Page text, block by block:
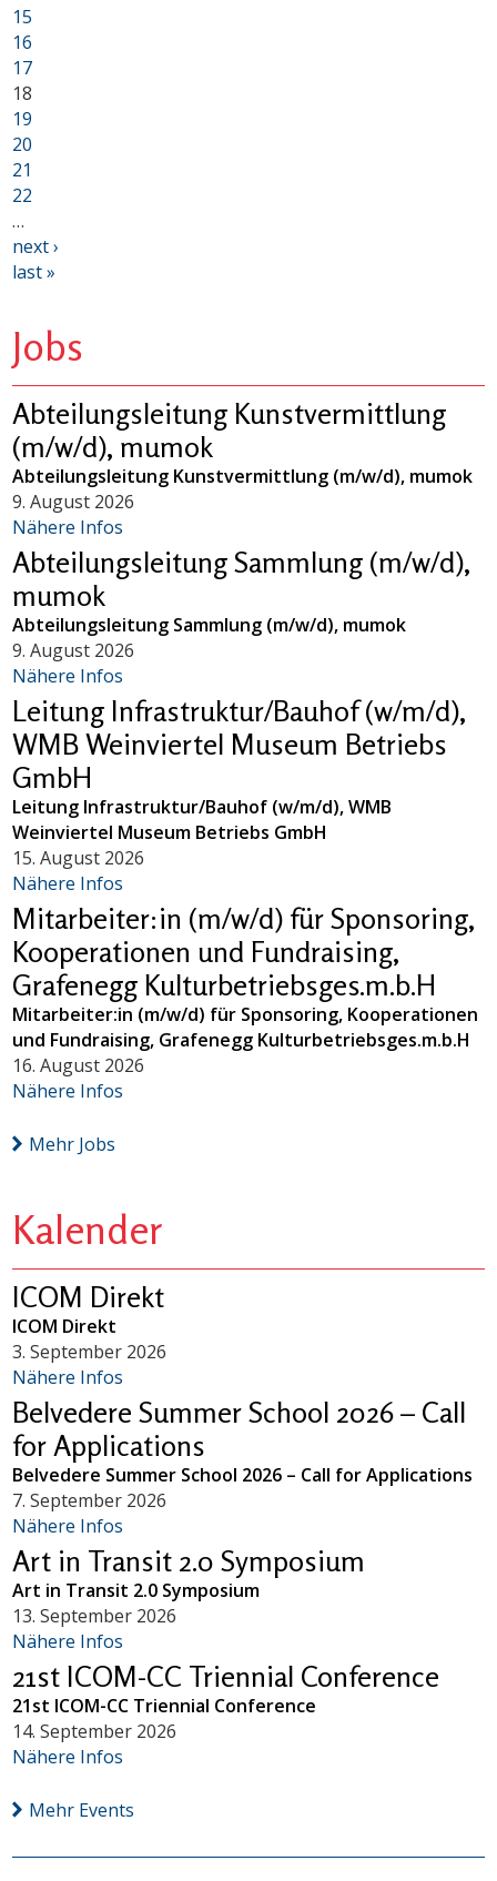
15
16
17
18
19
20
21
22
…
next ›
last »
Jobs
Abteilungsleitung Kunstvermittlung
(m/w/d), mumok
Abteilungsleitung Kunstvermittlung (m/w/d), mumok
9. August 2026
Nähere Infos
Abteilungsleitung Sammlung (m/w/d),
mumok
Abteilungsleitung Sammlung (m/w/d), mumok
9. August 2026
Nähere Infos
Leitung Infrastruktur/Bauhof (w/m/d),
WMB Weinviertel Museum Betriebs
GmbH
Leitung Infrastruktur/Bauhof (w/m/d), WMB
Weinviertel Museum Betriebs GmbH
15. August 2026
Nähere Infos
Mitarbeiter:in (m/w/d) für Sponsoring,
Kooperationen und Fundraising,
Grafenegg Kulturbetriebsges.m.b.H
Mitarbeiter:in (m/w/d) für Sponsoring, Kooperationen
und Fundraising, Grafenegg Kulturbetriebsges.m.b.H
16. August 2026
Nähere Infos
Mehr Jobs
Kalender
ICOM Direkt
ICOM Direkt
3. September 2026
Nähere Infos
Belvedere Summer School 2026 – Call
for Applications
Belvedere Summer School 2026 – Call for Applications
7. September 2026
Nähere Infos
Art in Transit 2.0 Symposium
Art in Transit 2.0 Symposium
13. September 2026
Nähere Infos
21st ICOM-CC Triennial Conference
21st ICOM-CC Triennial Conference
14. September 2026
Nähere Infos
Mehr Events